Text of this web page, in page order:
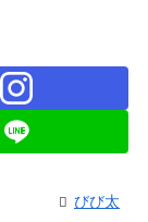
びび太